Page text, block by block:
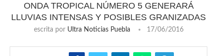
ONDA TROPICAL NÚMERO 5 GENERARÁ
LLUVIAS INTENSAS Y POSIBLES GRANIZADAS
escrita por Ultra Noticias Puebla 17/06/2016